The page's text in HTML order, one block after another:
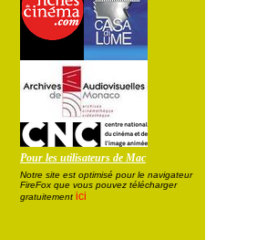
Pour les utilisateurs de Mac
Notre site est optimisé pour le navigateur
FireFox que vous pouvez télécharger
gratuitement ici